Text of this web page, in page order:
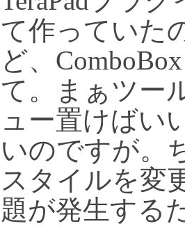
て作っていた
ど、
て。まぁツー
ュー置けばい
いのですが。
スタイルを変
題が発生する